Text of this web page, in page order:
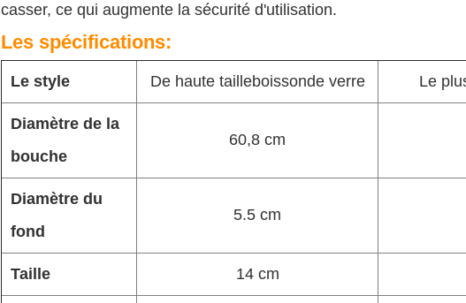
casser, ce qui augmente la sécurité d'utilisation.
Les spécifications:
Le style De haute tailleboissonde verre Le
Diamètre de la
bouche
60,8 cm
Diamètre du
fond
5.5 cm
Taille 14 cm